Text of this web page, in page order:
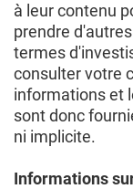
à leur contenu
prendre
termes
consulter votre
informations et
sont donc
ni implicite.
Informations